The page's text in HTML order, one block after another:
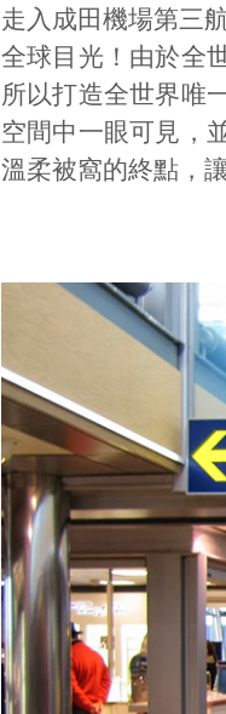
走入成田機場第三
全球目光！由於全
所以打造全世界唯
空間中一眼可見，
溫柔被窩的終點，